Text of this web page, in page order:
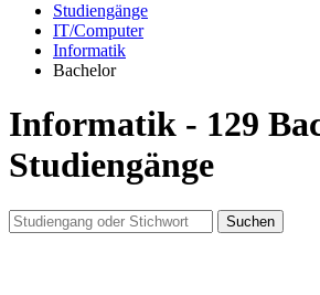
Studiengänge
IT/Computer
Informatik
Bachelor
Informatik - 129
Studiengänge
Suchen